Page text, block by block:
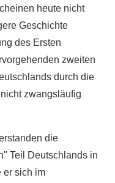
heute nicht
Geschichte
des Ersten
zweiten
durch die
zwangsläufig
die
Teil Deutschlands in
er sich im